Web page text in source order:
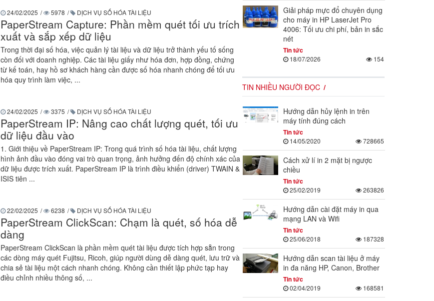
24/02/2025 / 5978 / DỊCH VỤ SỐ HÓA TÀI LIỆU
PaperStream Capture: Phần mềm quét tối ưu trích
xuất và sắp xếp dữ liệu
Trong thời đại số hóa, việc quản lý tài liệu và dữ liệu trở thành yếu tố sống
còn đối với doanh nghiệp. Các tài liệu giấy như hóa đơn, hợp đồng, chứng
từ kế toán, hay hồ sơ khách hàng cần được số hóa nhanh chóng để tối ưu
hóa quy trình làm việc, ...
24/02/2025 / 3375 / DỊCH VỤ SỐ HÓA TÀI LIỆU
PaperStream IP: Nâng cao chất lượng quét, tối ưu
dữ liệu đầu vào
1. Giới thiệu về PaperStream IP: Trong quá trình số hóa tài liệu, chất lượng
hình ảnh đầu vào đóng vai trò quan trọng, ảnh hưởng đến độ chính xác của
dữ liệu được trích xuất. PaperStream IP là trình điều khiển (driver) TWAIN &
ISIS tiên ...
22/02/2025 / 6238 / DỊCH VỤ SỐ HÓA TÀI LIỆU
PaperStream ClickScan: Chạm là quét, số hóa dễ
dàng
PaperStream ClickScan là phần mềm quét tài liệu được tích hợp sẵn trong
các dòng máy quét Fujitsu, Ricoh, giúp người dùng dễ dàng quét, lưu trữ và
chia sẻ tài liệu một cách nhanh chóng. Không cần thiết lập phức tạp hay
điều chỉnh nhiều thông số, ...
Giải pháp mực đổ chuyên dụng
cho máy in HP LaserJet Pro
4006: Tối ưu chi phí, bản in sắc
nét
Tin tức
18/07/2026 154
TIN NHIỀU NGƯỜI ĐỌC
Hướng dẫn hủy lệnh in trên
máy tính đúng cách
Tin tức
14/05/2020 728665
Cách xử lí in 2 mặt bị ngược
chiều
Tin tức
25/02/2019 263826
Hướng dẫn cài đặt máy in qua
mạng LAN và Wifi
Tin tức
25/06/2018 187328
Hướng dẫn scan tài liệu ở máy
in đa năng HP, Canon, Brother
Tin tức
02/04/2019 168581